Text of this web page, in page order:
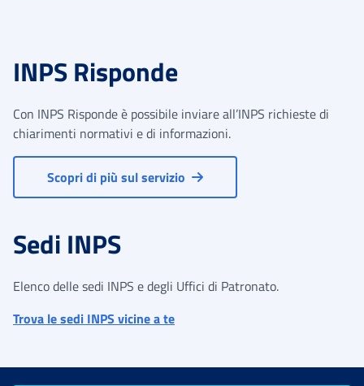
INPS Risponde
Con INPS Risponde è possibile inviare all’INPS richieste di
chiarimenti normativi e di informazioni.
Scopri di più sul servizio
Sedi INPS
Elenco delle sedi INPS e degli Uffici di Patronato.
Trova le sedi INPS vicine a te